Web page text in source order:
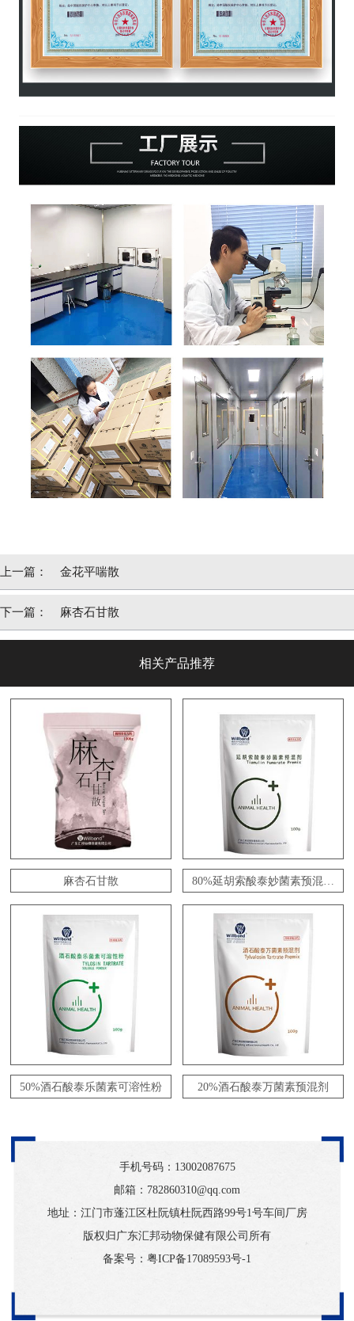
上一篇： 金花平喘散
下一篇： 麻杏石甘散
相关产品推荐
麻杏石甘散
80%延胡索酸泰妙菌素预混剂
（包被）
50%酒石酸泰乐菌素可溶性粉 20%酒石酸泰万菌素预混剂
手机号码： 13002087675
邮箱：782860310@qq.com
地址：江门市蓬江区杜阮镇杜阮西路99号1号车间厂房
版权归广东汇邦动物保健有限公司所有
备案号： 粤ICP备17089593号-1